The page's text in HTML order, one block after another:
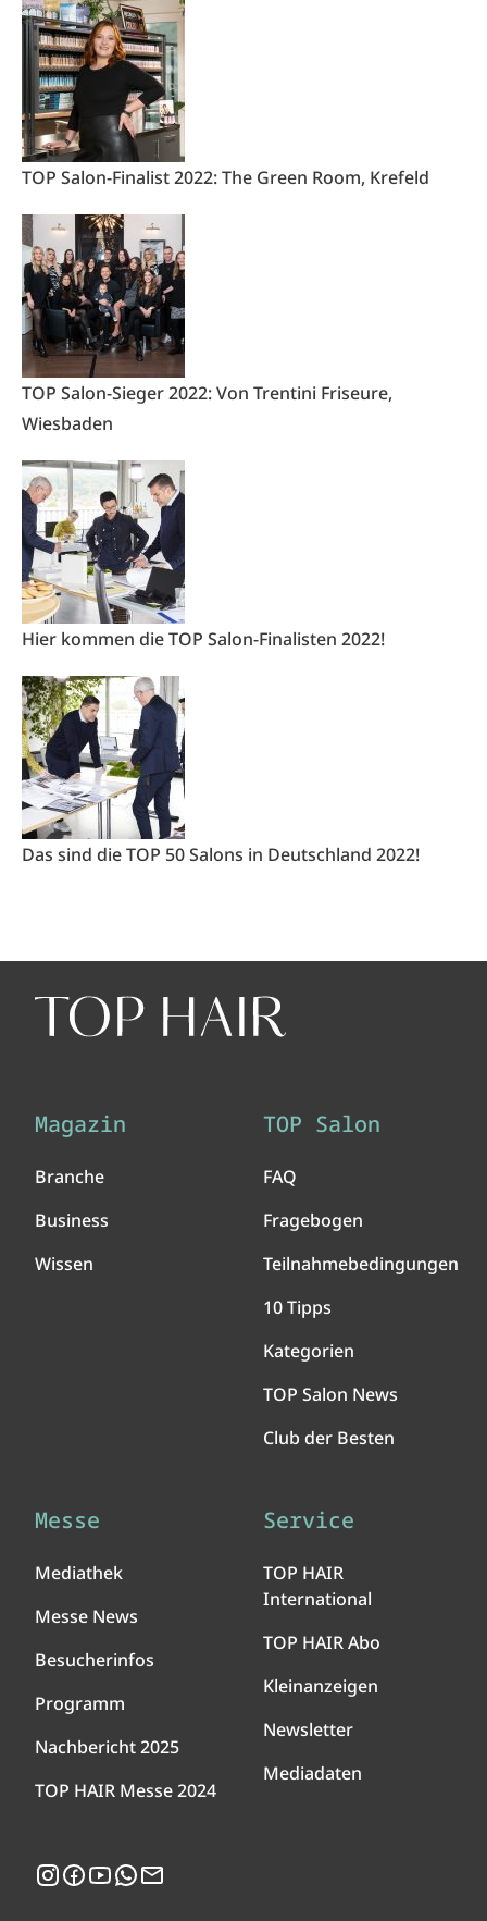
TOP Salon-Finalist 2022: The Green Room, Krefeld
TOP Salon-Sieger 2022: Von Trentini Friseure,
Wiesbaden
Hier kommen die TOP Salon-Finalisten 2022!
Das sind die TOP 50 Salons in Deutschland 2022!
Magazin
Branche
Business
Wissen
TOP Salon
FAQ
Fragebogen
Teilnahmebedingungen
10 Tipps
Kategorien
TOP Salon News
Club der Besten
Messe
Mediathek
Messe News
Besucherinfos
Programm
Nachbericht 2025
TOP HAIR Messe 2024
Service
TOP HAIR
International
TOP HAIR Abo
Kleinanzeigen
Newsletter
Mediadaten
Instagram
Facebook
YouTubeWhatsApp